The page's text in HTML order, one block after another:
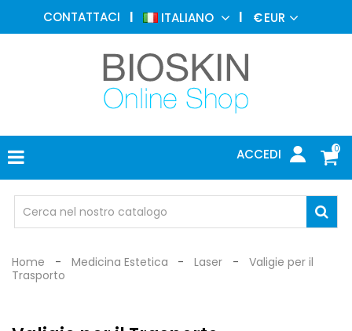
CONTATTACI ITALIANO €EUR
0
ACCEDI
MEDICINA
ESTETICA
DERMATOLOGIA
FOTOTERAPIA
ELETTROMEDICALI
MEDICO
OCCHIALI
DI
Home Medicina Estetica Laser
Valigie per il
Trasporto